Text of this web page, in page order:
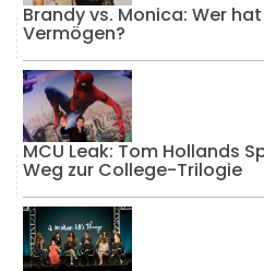
Brandy vs. Monica: Wer
Vermögen?
MCU Leak: Tom Hollands
Weg zur College-Trilogie